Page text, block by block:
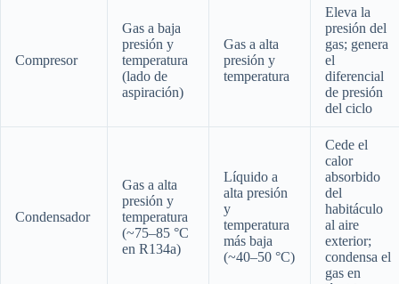
Compresor
Gas a baja
presión y
temperatura
(lado de
aspiración)
Gas a alta
presión y
temperatura
Eleva la
presión del
gas; genera
el
diferencial
de presión
del ciclo
Condensador
Gas a alta
presión y
temperatura
(~75–85 °C
en R134a)
Líquido a
alta presión
y
temperatura
más baja
(~40–50 °C)
Cede el
calor
absorbido
del
habitáculo
al aire
exterior;
condensa el
gas en